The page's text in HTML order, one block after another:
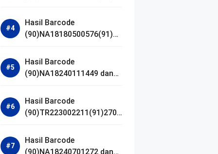
Hasil Barcode
(90)NA18180500576(91)21
Hasil Barcode
(90)NA18240111449 dan
Hasil Barcode
(90)TR223002211(91)2701
Hasil Barcode
(90)NA18240701272 dan